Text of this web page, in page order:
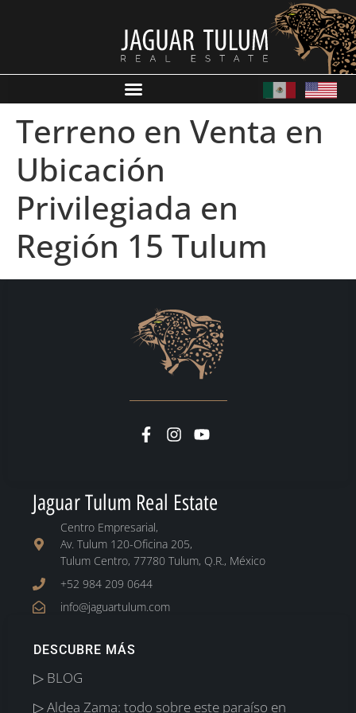
Terreno en Venta en
Ubicación
Privilegiada en
Región 15 Tulum
Jaguar Tulum Real Estate
Centro Empresarial,
Av. Tulum 120-Oficina 205,
Tulum Centro, 77780 Tulum, Q.R., México
+52 984 209 0644
info@jaguartulum.com
DESCUBRE MÁS
▷ BLOG
▷ Aldea Zama: todo sobre este paraíso en